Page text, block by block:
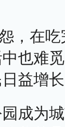
在吃
也难
益增
为城